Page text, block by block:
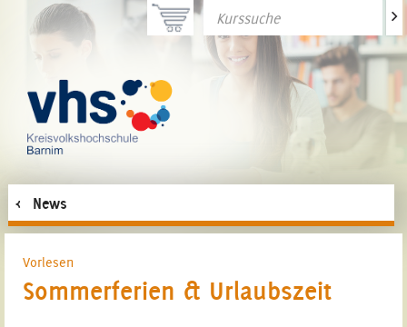
>
News
Vorlesen
Sommerferien & Urlaubszeit